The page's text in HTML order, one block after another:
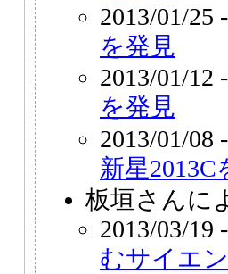
2013/01/25 -
を発見
2013/01/12 -
を発見
2013/01/08 -
新星2013C
板垣さんに
2013/03/19 -
むサイエ